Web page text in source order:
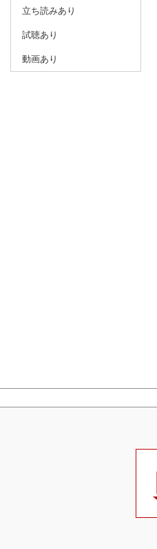
立ち読みあり
試聴あり
動画あり